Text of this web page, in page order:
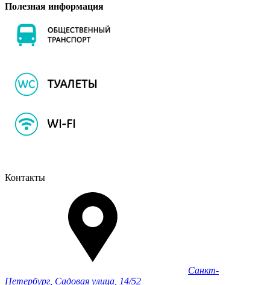
Полезная информация
Контакты
Санкт-
Петербург, Садовая улица, 14/52